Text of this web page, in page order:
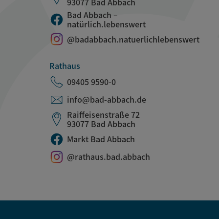
Bad Abbach –
natürlich.lebenswert
@badabbach.natuerlichlebenswert
Rathaus
09405 9590-0
info@bad-abbach.de
Raiffeisenstraße 72
93077 Bad Abbach
Markt Bad Abbach
@rathaus.bad.abbach